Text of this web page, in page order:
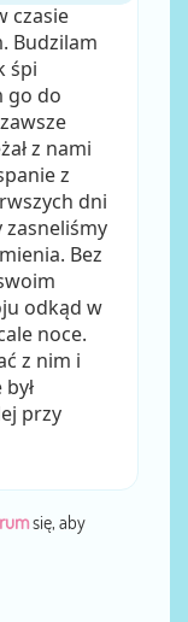
czasie
Budzilam
śpi
go do
z nami
z
dni
zasneliśmy
Bez
odkąd w
noce.
z nim i
przy
się, aby